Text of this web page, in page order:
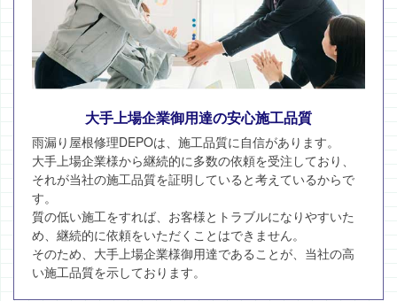
大手上場企業御用達の安心施工品質
雨漏り屋根修理DEPOは、施工品質に自信があります。
大手上場企業様から継続的に多数の依頼を受注しており、
それが当社の施工品質を証明していると考えているからで
す。
質の低い施工をすれば、お客様とトラブルになりやすいた
め、継続的に依頼をいただくことはできません。
そのため、大手上場企業様御用達であることが、当社の高
い施工品質を示しております。